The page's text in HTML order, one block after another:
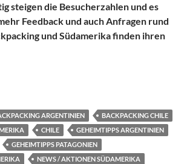
steigen die Besucherzahlen und es
Feedback und auch Anfragen rund
und Südamerika finden ihren
Geheimtipps, Kulinarisches und
ARGENTINIEN
BACKPACKING CHILE
CHILE
GEHEIMTIPPS ARGENTINIEN
GEHEIMTIPPS PATAGONIEN
NEWS / AKTIONEN SÜDAMERIKA